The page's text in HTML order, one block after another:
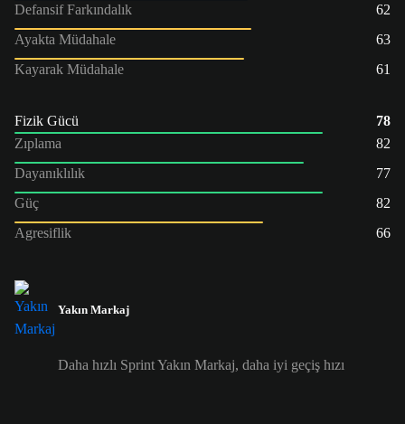
Defansif Farkındalık
62
Ayakta Müdahale
63
Kayarak Müdahale
61
Fizik Gücü
78
Zıplama
82
Dayanıklılık
77
Güç
82
Agresiflik
66
Yakın Markaj
Daha hızlı Sprint Yakın Markaj, daha iyi geçiş hızı